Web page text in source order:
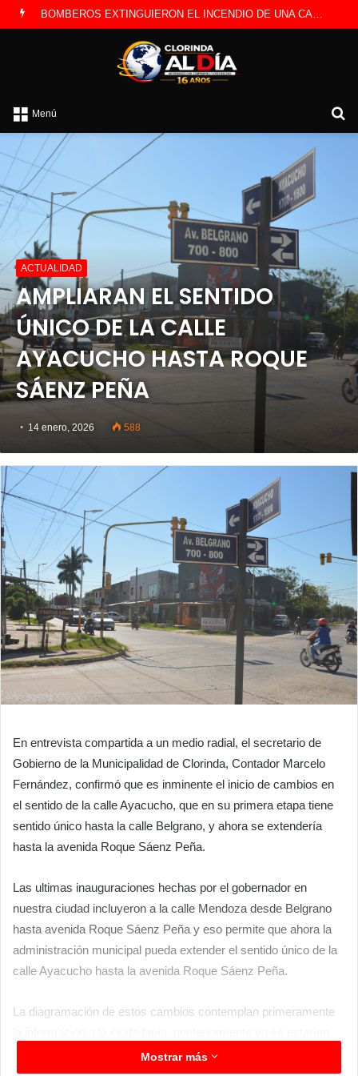
LA POLICÍA INVESTIGA ROBO A CAMBISTA OCURRIDO ESTE JUEVES
Menú
ACTUALIDAD
AMPLIARAN EL SENTIDO
ÚNICO DE LA CALLE
AYACUCHO HASTA ROQUE
SÁENZ PEÑA
14 enero, 2026 588
En entrevista compartida a un medio radial, el secretario de
Gobierno de la Municipalidad de Clorinda, Contador Marcelo
Fernández, confirmó que es inminente el inicio de cambios en
el sentido de la calle Ayacucho, que en su primera etapa tiene
sentido único hasta la calle Belgrano, y ahora se extendería
hasta la avenida Roque Sáenz Peña.
Las ultimas inauguraciones hechas por el gobernador en
nuestra ciudad incluyeron a la calle Mendoza desde Belgrano
hasta avenida Roque Sáenz Peña y eso permite que ahora la
administración municipal pueda extender el sentido único de la
calle Ayacucho hasta la avenida Roque Sáenz Peña.
La diagramación de estos cambios contemplan primeramente
modificando carteles de señalización con el sentido único e iría
Mostrar más